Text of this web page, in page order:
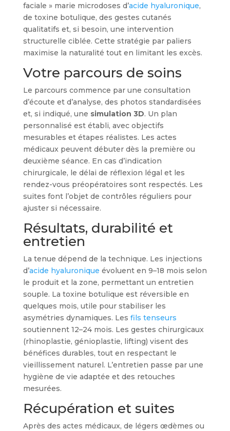
faciale » marie microdoses d’acide hyaluronique,
de toxine botulique, des gestes cutanés
qualitatifs et, si besoin, une intervention
structurelle ciblée. Cette stratégie par paliers
maximise la naturalité tout en limitant les excès.
Votre parcours de soins
Le parcours commence par une consultation
d’écoute et d’analyse, des photos standardisées
et, si indiqué, une simulation 3D. Un plan
personnalisé est établi, avec objectifs
mesurables et étapes réalistes. Les actes
médicaux peuvent débuter dès la première ou
deuxième séance. En cas d’indication
chirurgicale, le délai de réflexion légal et les
rendez-vous préopératoires sont respectés. Les
suites font l’objet de contrôles réguliers pour
ajuster si nécessaire.
Résultats, durabilité et
entretien
La tenue dépend de la technique. Les injections
d’acide hyaluronique évoluent en 9–18 mois selon
le produit et la zone, permettant un entretien
souple. La toxine botulique est réversible en
quelques mois, utile pour stabiliser les
asymétries dynamiques. Les fils tenseurs
soutiennent 12–24 mois. Les gestes chirurgicaux
(rhinoplastie, génioplastie, lifting) visent des
bénéfices durables, tout en respectant le
vieillissement naturel. L’entretien passe par une
hygiène de vie adaptée et des retouches
mesurées.
Récupération et suites
Après des actes médicaux, de légers œdèmes ou